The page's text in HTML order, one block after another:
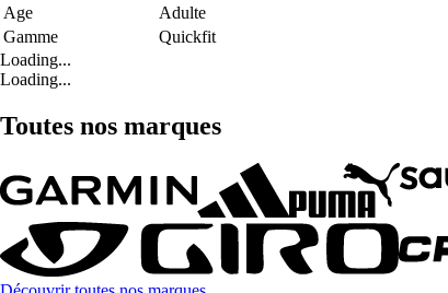
Age
Adulte
Gamme
Quickfit
Loading...
Loading...
Toutes nos marques